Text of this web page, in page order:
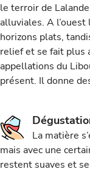
le terroir de
alluviales. A
horizons plats,
relief et se fait plus
appellations du
présent. Il donne
La matière
mais avec une
restent suaves et